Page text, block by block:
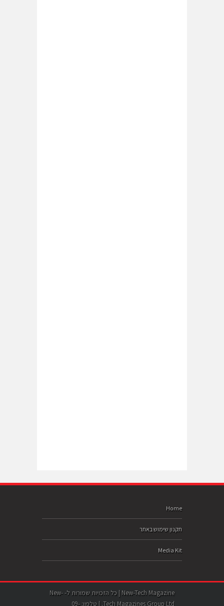
Home
תקנון שימוש באתר
Media Kit
New-Tech Magazine | כל הזכויות שמורות ל- New-
Tech Magazines Group Ltd. | טלפון: 09-